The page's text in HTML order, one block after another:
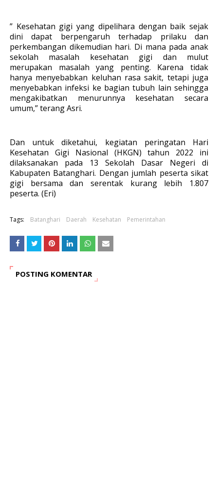
” Kesehatan gigi yang dipelihara dengan baik sejak
dini dapat berpengaruh terhadap prilaku dan
perkembangan dikemudian hari. Di mana pada anak
sekolah masalah kesehatan gigi dan mulut
merupakan masalah yang penting. Karena tidak
hanya menyebabkan keluhan rasa sakit, tetapi juga
menyebabkan infeksi ke bagian tubuh lain sehingga
mengakibatkan menurunnya kesehatan secara
umum,” terang Asri.
Dan untuk diketahui, kegiatan peringatan Hari
Kesehatan Gigi Nasional (HKGN) tahun 2022 ini
dilaksanakan pada 13 Sekolah Dasar Negeri di
Kabupaten Batanghari. Dengan jumlah peserta sikat
gigi bersama dan serentak kurang lebih 1.807
peserta. (Eri)
Tags: Batanghari Daerah Kesehatan Pemerintahan
POSTING KOMENTAR